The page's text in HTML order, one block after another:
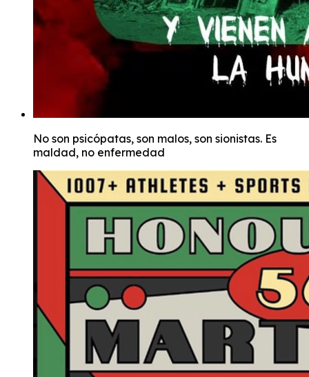
No son psicópatas, son malos, son sionistas. Es
maldad, no enfermedad